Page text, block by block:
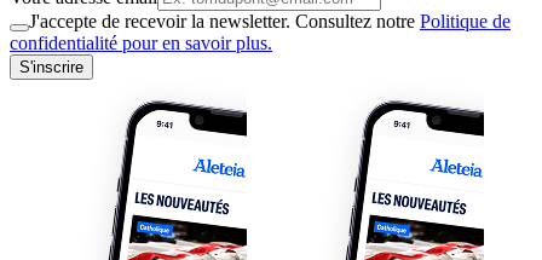
J'accepte de recevoir la newsletter. Consultez notre Politique de
confidentialité pour en savoir plus.
S'inscrire